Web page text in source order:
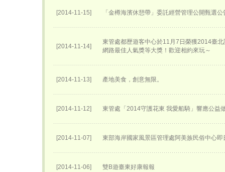
[2014-11-15] 「金樽海濱休憩帶」委託經營管理公開甄選公
[2014-11-14]
東管處都歷遊客中心於11月7日榮獲2014臺
網路最佳人氣獎等大獎！歡迎相約來玩～
[2014-11-13] 產地美食，創意無限。
[2014-11-12] 東管處「2014守護花東 我愛船騎」響應公益
[2014-11-07] 東部海岸國家風景區管理處阿美族民俗中心
[2014-11-06] 雙B遊臺東好康報報